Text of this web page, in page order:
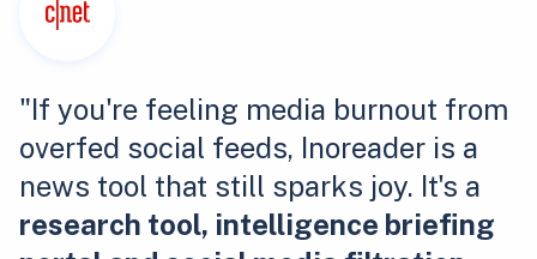
"If you're feeling media burnout from
overfed social feeds, Inoreader is a
news tool that still sparks joy. It's a
research tool, intelligence briefing